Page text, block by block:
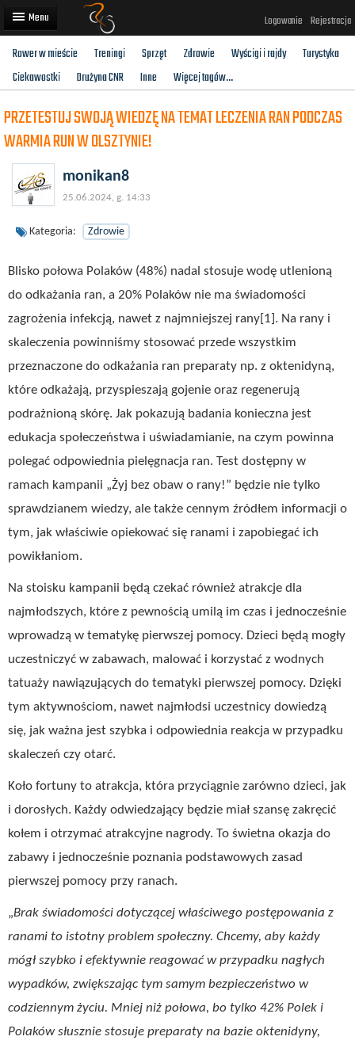
Logowanie Rejestracja
Artykuły
Wyścigi rowerowe
Użytkownicy
Dodaj
Rower w mieście Treningi Sprzęt Zdrowie Wyścigi i rajdy
Turystyka
Ciekawostki
Drużyna CNR Inne Więcej tagów...
PRZETESTUJ SWOJĄ WIEDZĘ NA TEMAT LECZENIA RAN PODCZAS
WARMIA RUN W OLSZTYNIE!
monikan8
25.06.2024, g. 14:33
Kategoria: Zdrowie
Blisko połowa Polaków (48%) nadal stosuje wodę utlenioną
do odkażania ran, a 20% Polaków nie ma świadomości
zagrożenia infekcją, nawet z najmniejszej rany[1]. Na rany i
skaleczenia powinniśmy stosować przede wszystkim
przeznaczone do odkażania ran preparaty np. z oktenidyną,
które odkażają, przyspieszają gojenie oraz regenerują
podrażnioną skórę. Jak pokazują badania konieczna jest
edukacja społeczeństwa i uświadamianie, na czym powinna
polegać odpowiednia pielęgnacja ran. Test dostępny w
ramach kampanii „Żyj bez obaw o rany!” będzie nie tylko
sprawdzianem wiedzy, ale także cennym źródłem informacji o
tym, jak właściwie opiekować się ranami i zapobiegać ich
powikłaniom.
Na stoisku kampanii będą czekać również atrakcje dla
najmłodszych, które z pewnością umilą im czas i jednocześnie
wprowadzą w tematykę pierwszej pomocy. Dzieci będą mogły
uczestniczyć w zabawach, malować i korzystać z wodnych
tatuaży nawiązujących do tematyki pierwszej pomocy. Dzięki
tym aktywnościom, nawet najmłodsi uczestnicy dowiedzą
się, jak ważna jest szybka i odpowiednia reakcja w przypadku
skaleczeń czy otarć.
Koło fortuny to atrakcja, która przyciągnie zarówno dzieci, jak
i dorosłych. Każdy odwiedzający będzie miał szansę zakręcić
kołem i otrzymać atrakcyjne nagrody. To świetna okazja do
zabawy i jednocześnie poznania podstawowych zasad
pierwszej pomocy przy ranach.
„Brak świadomości dotyczącej właściwego postępowania z
ranami to istotny problem społeczny. Chcemy, aby każdy
mógł szybko i efektywnie reagować w przypadku nagłych
wypadków, zwiększając tym samym bezpieczeństwo w
codziennym życiu. Mniej niż połowa, bo tylko 42% Polek i
Polaków słusznie stosuje preparaty na bazie oktenidyny,